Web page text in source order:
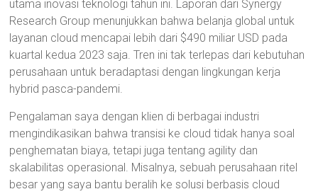
utama inovasi teknologi tahun ini. Laporan dari Synergy
Research Group menunjukkan bahwa belanja global untuk
layanan cloud mencapai lebih dari $490 miliar USD pada
kuartal kedua 2023 saja. Tren ini tak terlepas dari kebutuhan
perusahaan untuk beradaptasi dengan lingkungan kerja
hybrid pasca-pandemi.
Pengalaman saya dengan klien di berbagai industri
mengindikasikan bahwa transisi ke cloud tidak hanya soal
penghematan biaya, tetapi juga tentang agility dan
skalabilitas operasional. Misalnya, sebuah perusahaan ritel
besar yang saya bantu beralih ke solusi berbasis cloud